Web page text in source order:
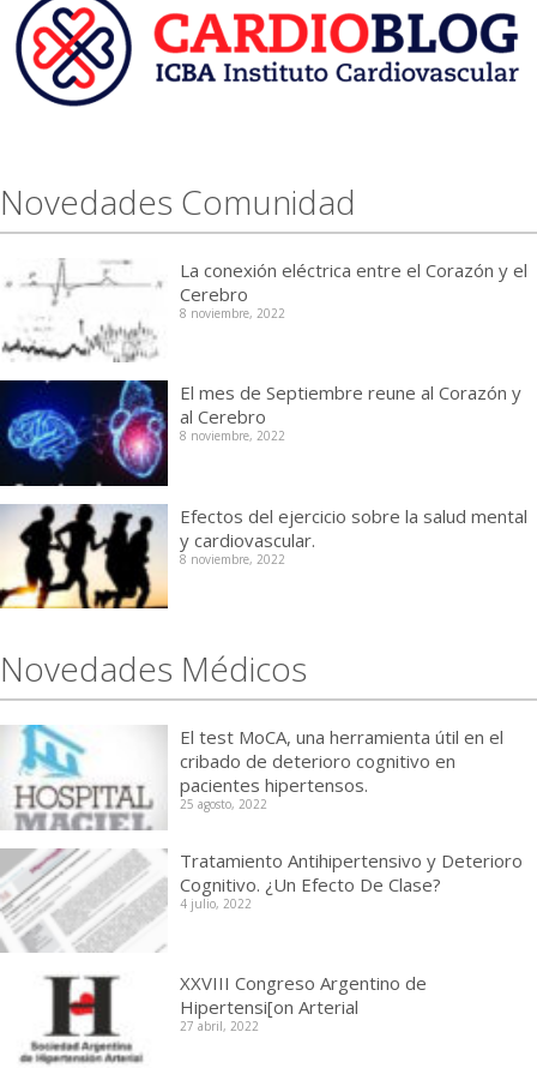
Novedades Comunidad
La conexión eléctrica entre el Corazón y el
Cerebro
8 noviembre, 2022
El mes de Septiembre reune al Corazón y
al Cerebro
8 noviembre, 2022
Efectos del ejercicio sobre la salud mental
y cardiovascular.
8 noviembre, 2022
Novedades Médicos
El test MoCA, una herramienta útil en el
cribado de deterioro cognitivo en
pacientes hipertensos.
25 agosto, 2022
Tratamiento Antihipertensivo y Deterioro
Cognitivo. ¿Un Efecto De Clase?
4 julio, 2022
XXVIII Congreso Argentino de
Hipertensi[on Arterial
27 abril, 2022